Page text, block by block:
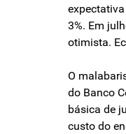
3%. Em
otimista.
O
do Banco
básica de
custo do